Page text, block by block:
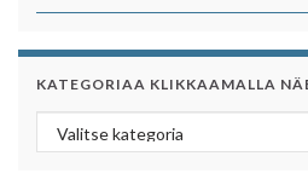
KATEGORIAA KLIKKAAMALLA
Kategoriaa klikkaamalla näet